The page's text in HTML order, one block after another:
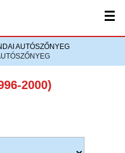
☰
AUTÓSZŐNYEG
2000)